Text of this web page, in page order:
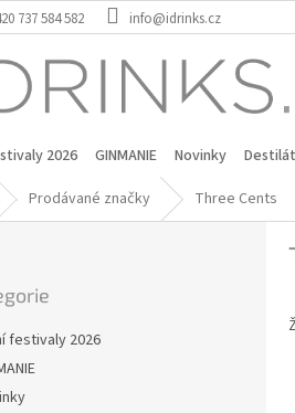
737 584 582 info@idrinks.cz
2026 GINMANIE Novinky
Prodávané značky Three Cents
festivaly 2026